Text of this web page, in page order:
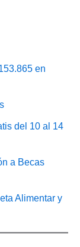
en
del 10 al 14
a Becas
Alimentar y